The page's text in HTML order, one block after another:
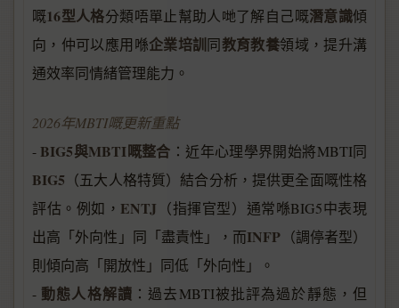
嘅16型人格分類唔單止幫助人哋了解自己嘅潛意識傾
向，仲可以應用喺企業培訓同教育教養領域，提升溝
通效率同情緒管理能力。
2026年MBTI嘅更新重點
- BIG5與MBTI嘅整合 ：近年心理學界開始將MBTI同
BIG5 （五大人格特質）結合分析，提供更全面嘅性格
評估。例如， ENTJ （指揮官型）通常喺BIG5中表現
出高「外向性」同「盡責性」，而INFP （調停者型）
則傾向高「開放性」同低「外向性」。
- 動態人格解讀 ：過去MBTI被批評為過於靜態，但